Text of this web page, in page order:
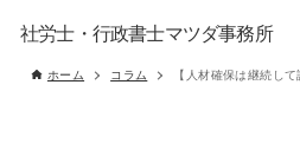
社労士・行政書士マツダ事務所
ホーム コラム 【人材確保は継続し